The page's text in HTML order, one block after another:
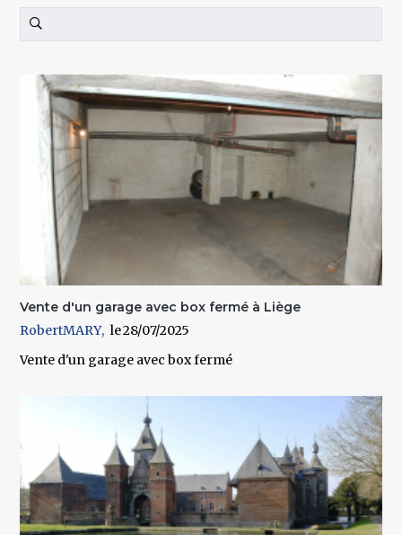
Vente d'un garage avec box fermé à Liège
RobertMARY
28/07/2025
Vente d'un garage avec box fermé